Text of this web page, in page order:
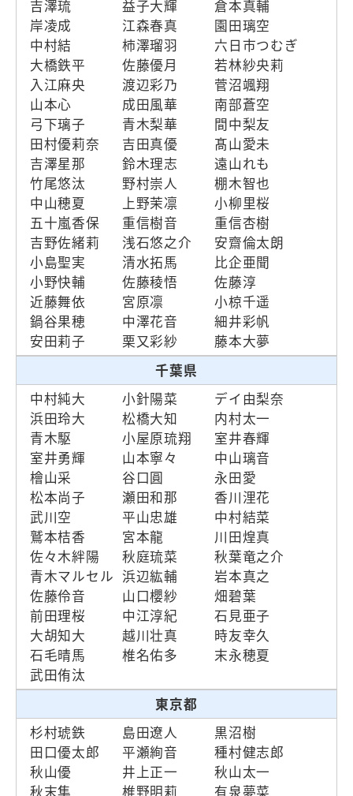
吉澤琉
益子大輝
倉本真輔
岸凌成
江森春真
園田璃空
中村結
柿澤瑠羽
六日市つむぎ
大橋鉄平
佐藤優月
若林紗央莉
入江麻央
渡辺彩乃
菅沼颯翔
山本心
成田風華
南部蒼空
弓下璃子
青木梨華
間中梨友
田村優莉奈
吉田真優
髙山愛未
吉澤星那
鈴木理志
遠山れも
竹尾悠汰
野村崇人
棚木智也
中山穂夏
上野茉凛
小柳里桜
五十嵐香保
重信樹音
重信杏樹
吉野佐緒莉
浅石悠之介
安齋倫太朗
小島聖実
清水拓馬
比企亜聞
小野快輔
佐藤稜悟
佐藤淳
近藤舞依
宮原凛
小椋千遥
鍋谷果穂
中澤花音
細井彩帆
安田莉子
栗又彩紗
藤本大夢
千葉県
中村純大
小針陽菜
デイ由梨奈
浜田玲大
松橋大知
内村太一
青木駆
小屋原琉翔
室井春輝
室井勇輝
山本寧々
中山璃音
檜山采
谷口圓
永田愛
松本尚子
瀬田和那
香川浬花
武川空
平山忠雄
中村結菜
鷲本桔香
宮本龍
川田煌真
佐々木絆陽
秋庭琉菜
秋葉竜之介
青木マルセル 浜辺紘輔
岩本真之
佐藤伶音
山口櫻紗
畑碧葉
前田理桜
中江淳紀
石見亜子
大胡知大
越川壮真
時友幸久
石毛晴馬
椎名佑多
末永穂夏
武田侑汰
東京都
杉村琥鉄
島田遼人
黒沼樹
田口優太郎
平瀬絢音
種村健志郎
秋山優
井上正一
秋山太一
秋末隼
椎野明莉 有泉夢菜